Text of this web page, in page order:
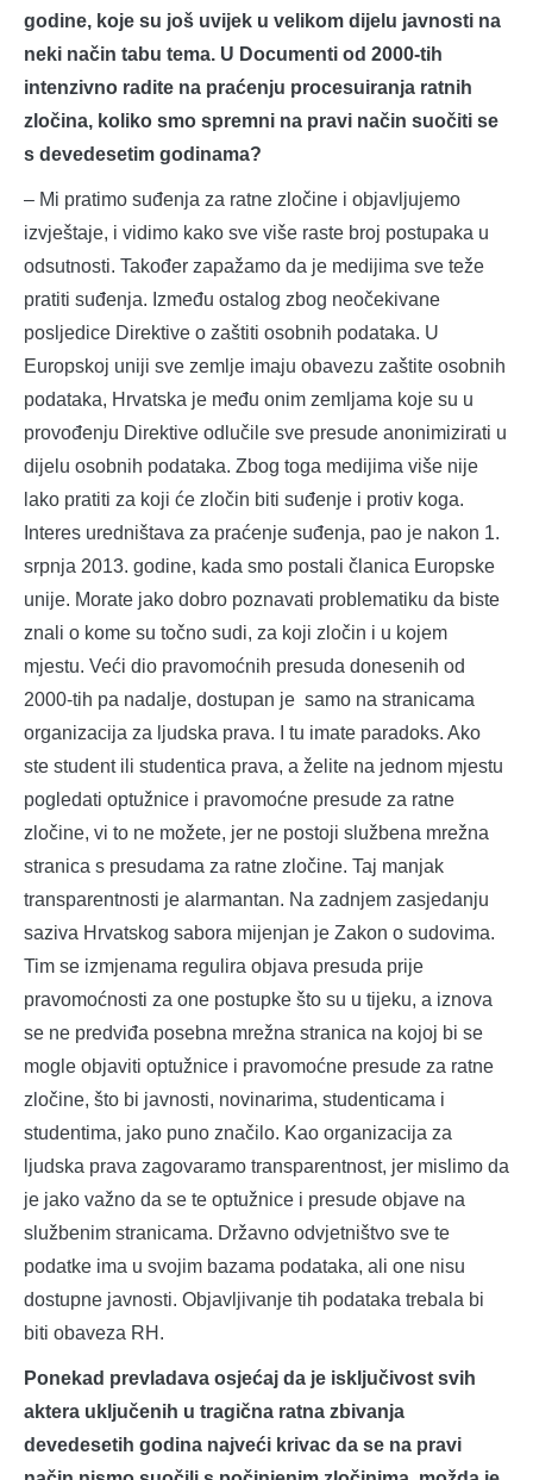
godine, koje su još uvijek u velikom dijelu javnosti na
neki način tabu tema. U Documenti od 2000-tih
intenzivno radite na praćenju procesuiranja ratnih
zločina, koliko smo spremni na pravi način suočiti se
s devedesetim godinama?
– Mi pratimo suđenja za ratne zločine i objavljujemo
izvještaje, i vidimo kako sve više raste broj postupaka u
odsutnosti. Također zapažamo da je medijima sve teže
pratiti suđenja. Između ostalog zbog neočekivane
posljedice Direktive o zaštiti osobnih podataka. U
Europskoj uniji sve zemlje imaju obavezu zaštite osobnih
podataka, Hrvatska je među onim zemljama koje su u
provođenju Direktive odlučile sve presude anonimizirati u
dijelu osobnih podataka. Zbog toga medijima više nije
lako pratiti za koji će zločin biti suđenje i protiv koga.
Interes uredništava za praćenje suđenja, pao je nakon 1.
srpnja 2013. godine, kada smo postali članica Europske
unije. Morate jako dobro poznavati problematiku da biste
znali o kome su točno sudi, za koji zločin i u kojem
mjestu. Veći dio pravomoćnih presuda donesenih od
2000-tih pa nadalje, dostupan je samo na stranicama
organizacija za ljudska prava. I tu imate paradoks. Ako
ste student ili studentica prava, a želite na jednom mjestu
pogledati optužnice i pravomoćne presude za ratne
zločine, vi to ne možete, jer ne postoji službena mrežna
stranica s presudama za ratne zločine. Taj manjak
transparentnosti je alarmantan. Na zadnjem zasjedanju
saziva Hrvatskog sabora mijenjan je Zakon o sudovima.
Tim se izmjenama regulira objava presuda prije
pravomoćnosti za one postupke što su u tijeku, a iznova
se ne predviđa posebna mrežna stranica na kojoj bi se
mogle objaviti optužnice i pravomoćne presude za ratne
zločine, što bi javnosti, novinarima, studenticama i
studentima, jako puno značilo. Kao organizacija za
ljudska prava zagovaramo transparentnost, jer mislimo da
je jako važno da se te optužnice i presude objave na
službenim stranicama. Državno odvjetništvo sve te
podatke ima u svojim bazama podataka, ali one nisu
dostupne javnosti. Objavljivanje tih podataka trebala bi
biti obaveza RH.
Ponekad prevladava osjećaj da je isključivost svih
aktera uključenih u tragična ratna zbivanja
devedesetih godina najveći krivac da se na pravi